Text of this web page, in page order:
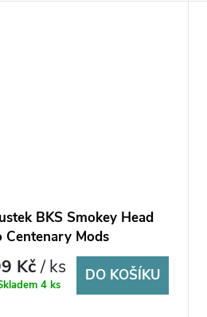
BKS Smokey Head
Centenary Mods
MTL RTA - Mirror
Kč/ ks
4 ks
DO KOŠÍKU